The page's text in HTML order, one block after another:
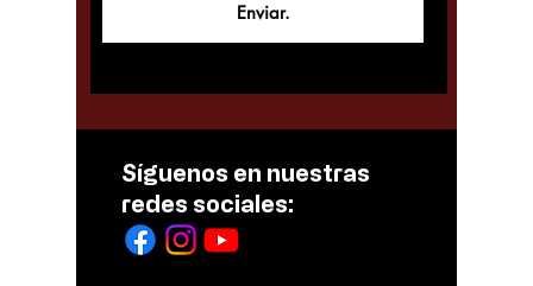
Enviar.
Síguenos en nuestras
redes sociales: